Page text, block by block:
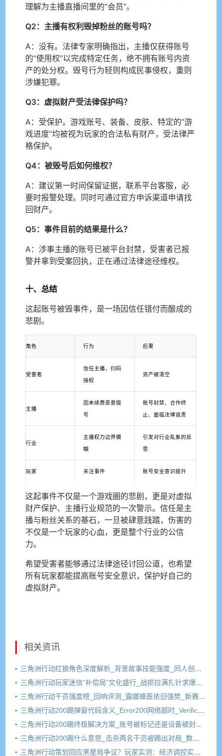
理解为主播直播间里的“会员”。
Q2：主播有权利毁掉粉丝的账号吗？
A：没有。法律专家明确指出，主播仅获得账号
的“使用权”以完成特定任务，绝不拥有账号内资
产的处分权。毁号行为轻则构成民事侵权，重则
涉嫌犯罪。
Q3：虚拟财产受法律保护吗？
A：受保护。游戏账号、装备、皮肤、特定的“游
戏进度”均被视为玩家的合法私有财产，受法律严
格保护。
Q4：被毁号后如何维权？
A：建议第一时间保留证据，联系平台客服，必
要时报警处理。同时可通过官方申诉渠道申请找
回财产。
Q5：事件目前的结果是什么？
A：涉事主播的账号已被平台封禁，受害者已报
警并拿到受案回执，正在通过法律途径维权。
十、总结
这起账号被毁事件，是一场因信任错付而酿成的
悲剧。
角色 行为 后果
受害者
信任主播，扫码
授权
资产被清空
主播
因未续费恶意毁
号
账号封禁、合作终
止、面临法律追责
行业
主播权力边界模
糊
引发对行业乱象的反
思
玩家 关注事件 账号安全意识提升
这起事件不仅是一个游戏圈的悲剧，更是对虚拟
财产保护、主播行业规范的一次警示。信任是主
播与粉丝关系的基石，一旦被肆意践踏，伤害的
不仅是一个玩家的心血，更是整个行业的公信
力。
希望受害者能够通过法律途径讨回公道，也希望
所有玩家都能提高账号安全意识，保护好自己的
虚拟财产。
相关资讯